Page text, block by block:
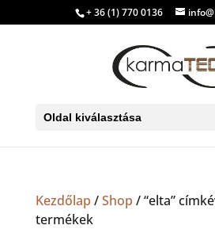
+ 36 (1) 770 0136
Oldal kiválasztása
Kezdőlap /Shop / “elta”
termékek